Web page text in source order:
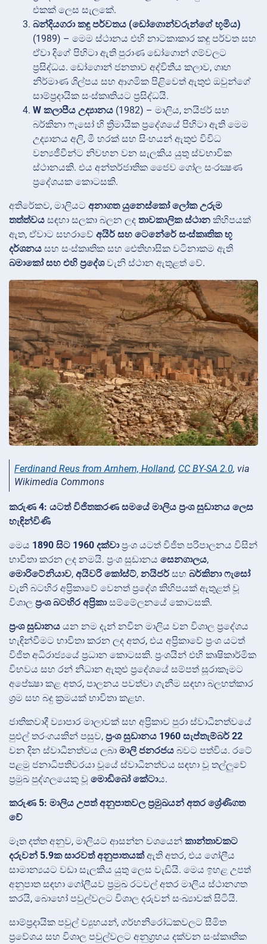
එකක් ලෙස සැලකේ.
බන්දියගරා කඳු පර්වතය (ඩෝගොන්වරුන්ගේ භූමිය)
(1989) – මෙම ස්ථානය එහි නාටකාකාර කඳු පර්වත සහ
ඒවා දිගේ පිහිටා ඇති පුරාණ ඩෝගොන් ගම්වලට
ප්‍රසිද්ධය. ඩෝගොන් ජනතාව අද්විතීය කලාව, ගෘහ
නිර්මාණ ශිල්පය සහ ආගමික පිළිවෙත් ඇතුළු ඔවුන්ගේ
සාම්ප්‍රදායික සංස්කෘතියට ප්‍රසිද්ධයි.
W කලාපීය උද්‍යානය (1982) – මාලිය, නයිජර් සහ
බර්කිනා ෆැසෝ හි ත්‍රිමායික ප්‍රදේශයේ පිහිටා ඇති මෙම
උද්‍යානය අලි, මී හරක් සහ සිංහයන් ඇතුළු විවිධ
වන්‍යජීවීන්ට නිවහන වන සැලකිය යුතු ස්වභාවික
ස්ථානයකි. එය අන්තර්ජාතික ජෛව ගෝල සංරක්‍ෂණ
ප්‍රදේශයක කොටසකි.
අතිරේකව, මාලියට අනාගත යුනෙස්කෝ ලෝක උරුම
තත්ත්වය සඳහා සලකා බලන ලද තාවකාලික ස්ථාන කිහිපයක්
ඇත, ඒවාට සහරාවේ අයිර් සහ ටෙනේරේ සංස්කෘතික භූ
දර්ශනය සහ සංස්කෘතික සහ ඓතිහාසික වටිනාකම ඇති
බමාකෝ සහ එහි ප්‍රදේශවැනි ස්ථාන ඇතුළත් වේ.
Ferdinand Reus from Arnhem, Holland, CC BY-SA 2.0, via
Wikimedia Commons
කරුණ 4: යටත් විජිතකරණ සමයේ මාලිය ප්‍රංශ සුඩානය ලෙස
හැඳින්විණි
මෙය 1890 සිට 1960 දක්වාප්‍රංශ යටත් විජිත පරිපාලනය විසින්
භාවිතා කරන ලද නමයි. ප්‍රංශ සුඩානය සෙනගාලය,
මොරිටේනියාව, අයිවරි කෝස්ට්, නයිජර් සහ බර්කිනා ෆැසෝ
වැනි බටහිර අප්‍රිකාවේ වෙනත් ප්‍රදේශ කිහිපයක් ඇතුළත් වූ
විශාල ප්‍රංශ බටහිර අප්‍රිකාසම්මේලනයේ කොටසකි.
ප්‍රංශ සුඩානය යන නම දැන් නවීන මාලිය වන විශාල ප්‍රදේශය
හැඳින්වීමට භාවිතා කරන ලද අතර, එය අප්‍රිකාවේ ප්‍රංශ යටත්
විජිත අධිරාජ්‍යයේ ප්‍රධාන කොටසකි. ප්‍රංශයින් එහි කෘෂිකාර්මික
විභවය සහ රන් නිධාන ඇතුළු ප්‍රදේශයේ සම්පත් සූරාකෑමට
අපේක්‍ෂා කළ අතර, පාලනය පවත්වා ගැනීම සඳහා බලහත්කාර
ශ්‍රම සහ බදු ක්‍රමයක් භාවිතා කළහ.
ජාතිකවාදී ව්‍යාපාර මාලාවක් සහ අප්‍රිකාව පුරා ස්වාධීනත්වයේ
පුළුල් තරංගයකින් පසුව, ප්‍රංශ සුඩානය 1960 සැප්තැම්බර් 22
වන දින ස්වාධීනත්වය ලබා මාලි ජනරජය බවට පත්විය. රටේ
පළමු ජනාධිපතිවරයා වූයේ ස්වාධීනත්වය සඳහා වූ තල්ලුවේ
ප්‍රමුඛ පුද්ගලයෙකු වූ මොඩිබෝ කේටාය.
කරුණ 5: මාලිය උපත් අනුපාතවල ප්‍රමුඛයන් අතර ශ්‍රේණිගත
වේ
මෑත දත්ත අනුව, මාලියට ආසන්න වශයෙන් කාන්තාවකට
දරුවන් 5.9ක සාරවත් අනුපාතයක්ඇති අතර, එය ගෝලීය
සාමාන්‍යයට වඩා සැලකිය යුතු ලෙස වැඩියි. මෙය ඉහළ උපත්
අනුපාත සඳහා ගෝලීයව ප්‍රමුඛ රටවල් අතර මාලිය ස්ථානගත
කරයි, බොහෝ පවුල්වලට විශාල දරුවන් සංඛ්‍යාවක් සිටියි.
සාම්ප්‍රදායික පවුල් ව්‍යුහයන්, ගර්භනිරෝධකවලට සීමිත
ප්‍රවේශය සහ විශාල පවුල්වලට අනුග්‍රහය දක්වන සංස්කෘතික